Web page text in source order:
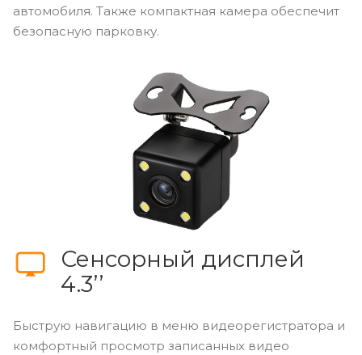
автомобиля. Также компактная камера обеспечит
безопасную парковку.
Сенсорный дисплей
4.3’’
Быструю навигацию в меню видеорегистратора и
комфортный просмотр записанных видео